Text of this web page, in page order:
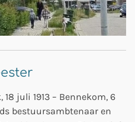
juli 1913 – Bennekom, 6
bestuursambtenaar en